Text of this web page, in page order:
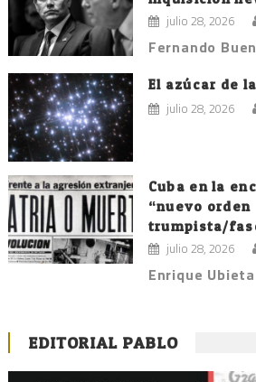
julio 28, 2026
Fernando
El azúcar de
julio 28, 2026
Cuba en la
“nuevo orden
trumpista/
julio 28, 2026
Enrique
EDITORIAL PABLO